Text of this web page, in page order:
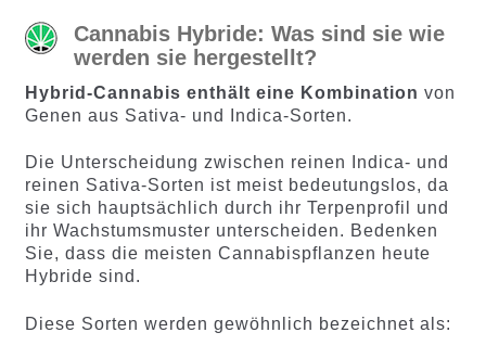
Cannabis Hybride: Was sind sie wie
werden sie hergestellt?
Hybrid-Cannabis enthält eine Kombination von
Genen aus Sativa- und Indica-Sorten.
Die Unterscheidung zwischen reinen Indica- und
reinen Sativa-Sorten ist meist bedeutungslos, da
sie sich hauptsächlich durch ihr Terpenprofil und
ihr Wachstumsmuster unterscheiden. Bedenken
Sie, dass die meisten Cannabispflanzen heute
Hybride sind.
Diese Sorten werden gewöhnlich bezeichnet als: